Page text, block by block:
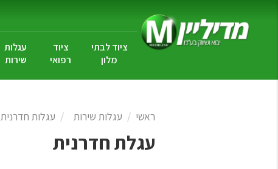
ציוד לבתי
מלון
ציוד
רפואי
עגלות
שירות
ראשי עגלות שירות עגלות חדרנית
עגלת חדרנית